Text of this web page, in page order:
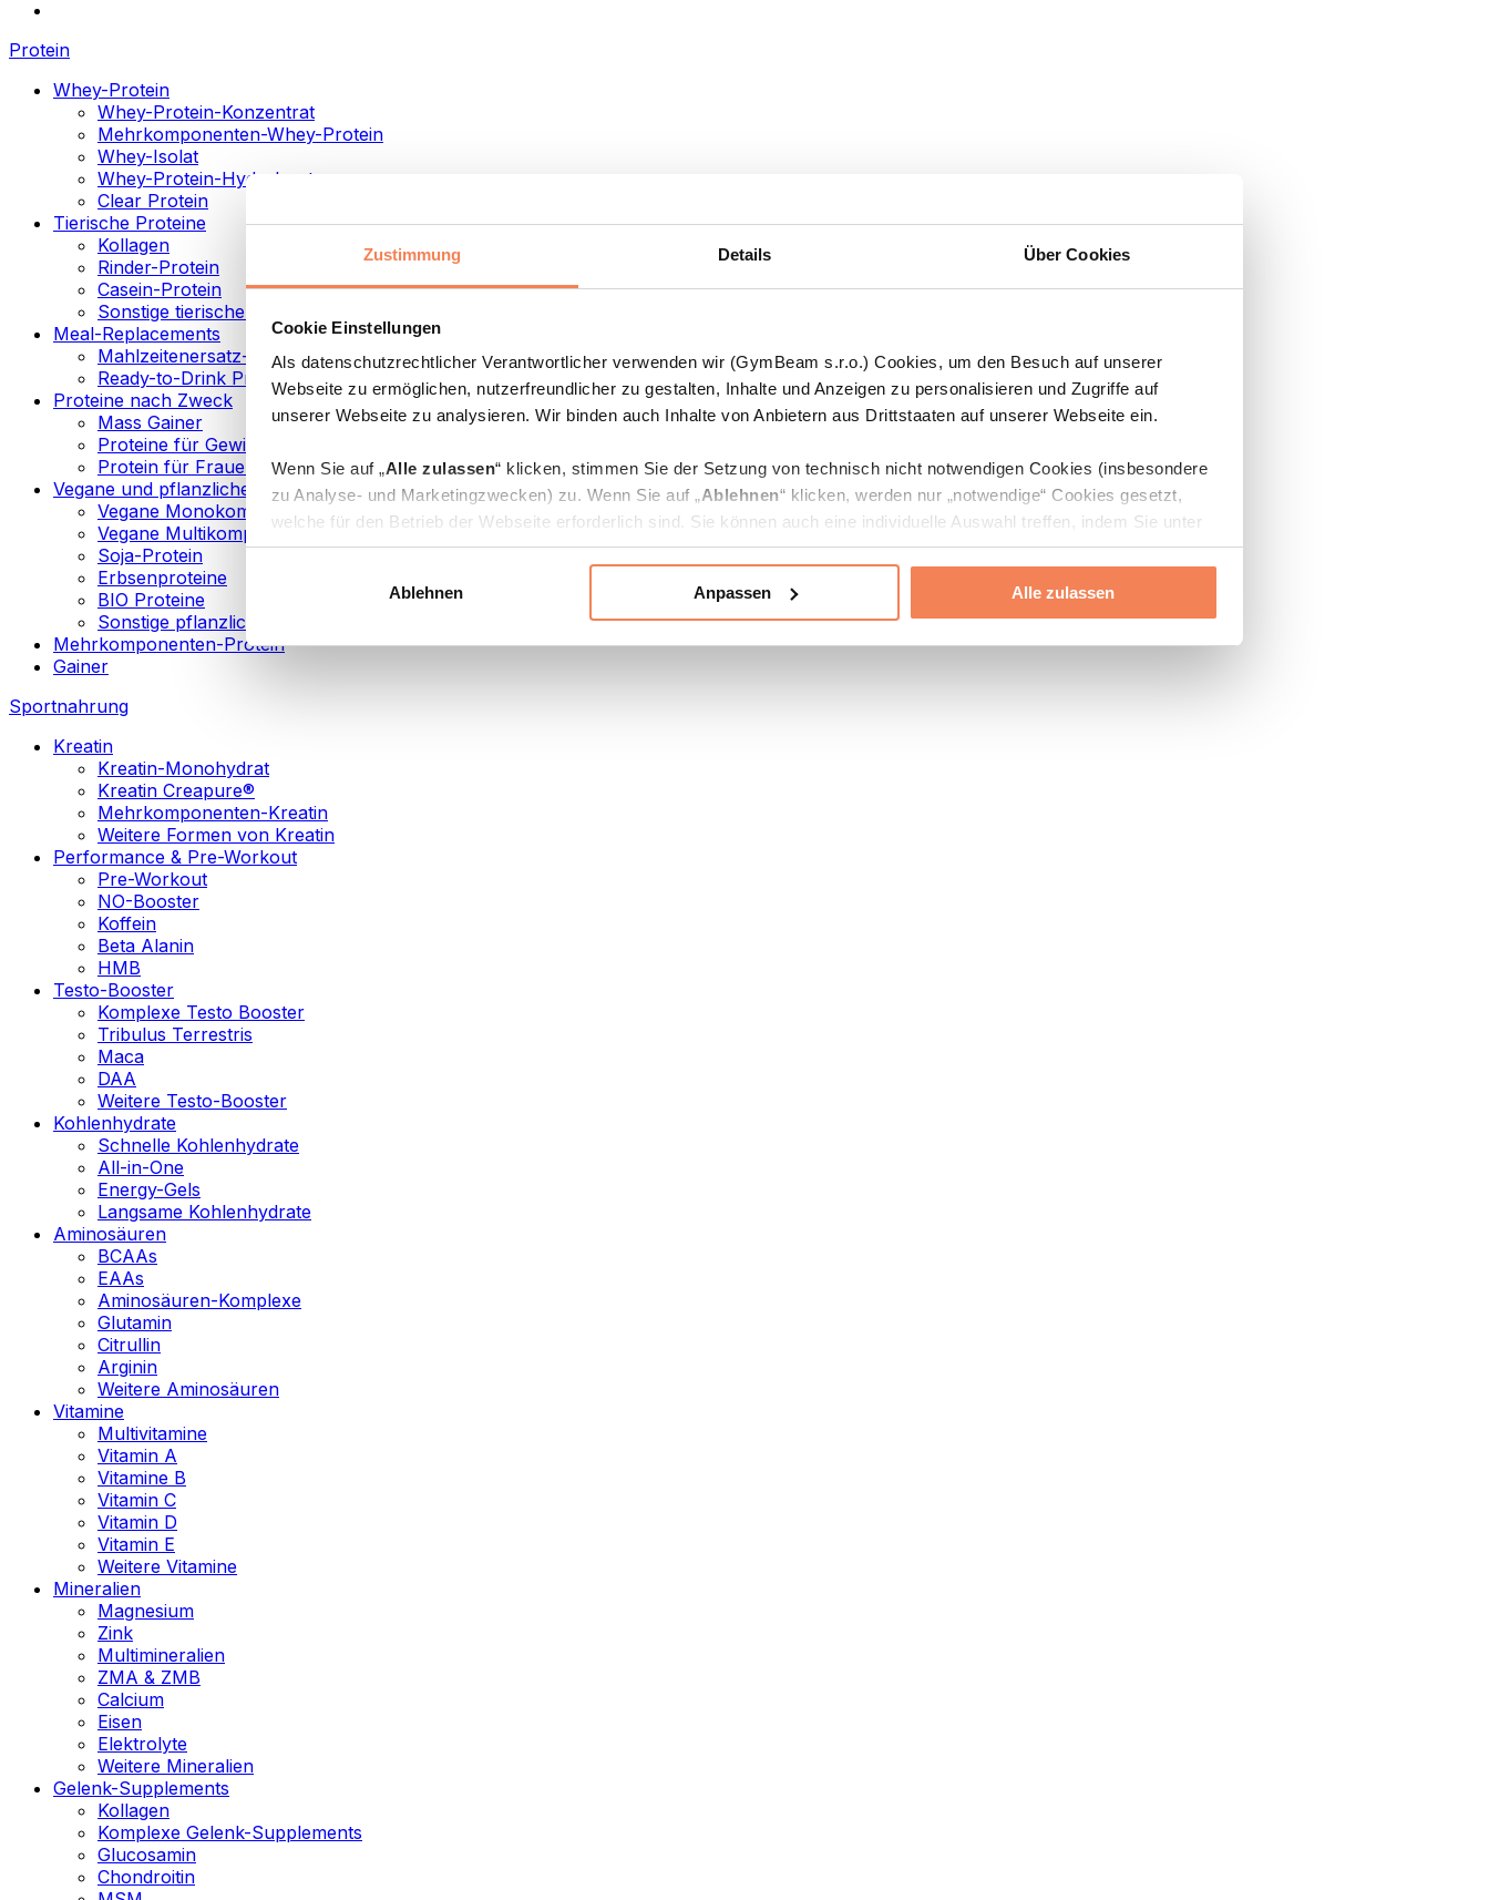
Zustimmung Details Über Cookies
Cookie Einstellungen
Als datenschutzrechtlicher Verantwortlicher verwenden wir (GymBeam s.r.o.) Cookies, um den Besuch auf unserer
Webseite zu ermöglichen, nutzerfreundlicher zu gestalten, Inhalte und Anzeigen zu personalisieren und Zugriffe auf
unserer Webseite zu analysieren. Wir binden auch Inhalte von Anbietern aus Drittstaaten auf unserer Webseite ein.
Wenn Sie auf „Alle zulassen“ klicken, stimmen Sie der Setzung von technisch nicht notwendigen Cookies (insbesondere
zu Analyse- und Marketingzwecken) zu. Wenn Sie auf „Ablehnen“ klicken, werden nur „notwendige“ Cookies gesetzt,
welche für den Betrieb der Webseite erforderlich sind. Sie können auch eine individuelle Auswahl treffen, indem Sie unter
„Anpassen“ einzelne Kategorien an- oder abwählen und „Auswahl erlauben“ klicken.
Weitere Informationen über die Verarbeitung Ihrer Daten finden Sie in den Unterpunkten „Details“ und „Über Cookies“
Ablehnen Anpassen Alle zulassen
Protein
Whey-Protein
Whey-Protein-Konzentrat
Mehrkomponenten-Whey-Protein
Whey-Isolat
Whey-Protein-Hydrolysat
Clear Protein
Tierische Proteine
Kollagen
Rinder-Protein
Casein-Protein
Sonstige tierische Proteine
Meal-Replacements
Mahlzeitenersatz-Pulver
Ready-to-Drink Proteingetränke
Proteine nach Zweck
Mass Gainer
Proteine für Gewichtsverlust
Protein für Frauen
Vegane und pflanzliche Proteine
Vegane Monokomponenten-Proteine
Vegane Multikomponenten-Proteine
Soja-Protein
Erbsenproteine
BIO Proteine
Sonstige pflanzliche Proteine
Mehrkomponenten-Protein
Gainer
Sportnahrung
Kreatin
Kreatin-Monohydrat
Kreatin Creapure®
Mehrkomponenten-Kreatin
Weitere Formen von Kreatin
Performance & Pre-Workout
Pre-Workout
NO-Booster
Koffein
Beta Alanin
HMB
Testo-Booster
Komplexe Testo Booster
Tribulus Terrestris
Maca
DAA
Weitere Testo-Booster
Kohlenhydrate
Schnelle Kohlenhydrate
All-in-One
Energy-Gels
Langsame Kohlenhydrate
Aminosäuren
BCAAs
EAAs
Aminosäuren-Komplexe
Glutamin
Citrullin
Arginin
Weitere Aminosäuren
Vitamine
Multivitamine
Vitamin A
Vitamine B
Vitamin C
Vitamin D
Vitamin E
Weitere Vitamine
Mineralien
Magnesium
Zink
Multimineralien
ZMA & ZMB
Calcium
Eisen
Elektrolyte
Weitere Mineralien
Gelenk-Supplements
Kollagen
Komplexe Gelenk-Supplements
Glucosamin
Chondroitin